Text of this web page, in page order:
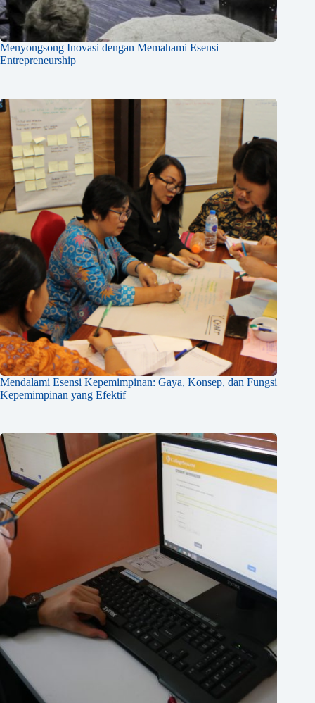
Menyongsong Inovasi dengan Memahami Esensi
Entrepreneurship
Mendalami Esensi Kepemimpinan: Gaya, Konsep, dan Fungsi
Kepemimpinan yang Efektif